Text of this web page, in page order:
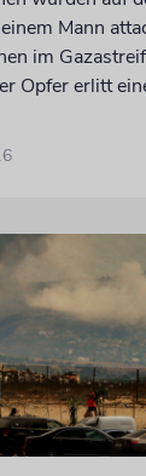
Mann
im
Opfer erlitt